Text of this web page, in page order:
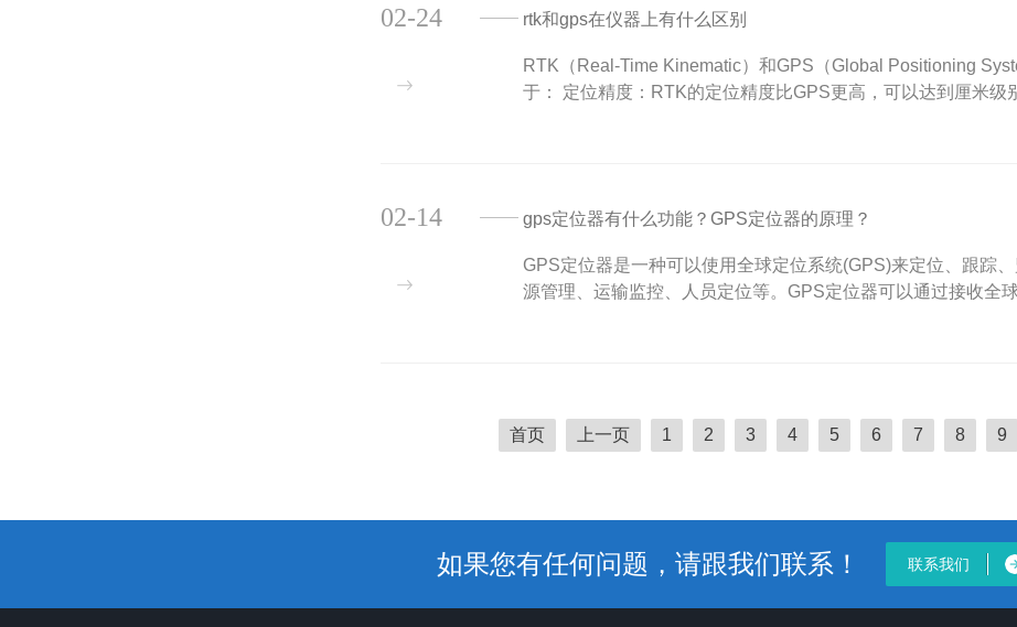
rtk和gps在仪器上有什么区别
RTK（Real-Time Kinematic）和GPS（Global Positioning
于： 定位精度：RTK的定位精度比GPS更高，可以达到厘米级
02-24
gps定位器有什么功能？GPS定位器的原理？
GPS定位器是一种可以使用全球定位系统(GPS)来定位、跟踪
源管理、运输监控、人员定位等。GPS定位器可以通过接收全
02-14
首页 上一页 1 2 3 4 5 6 7 8 9
如果您有任何问题，请跟我们联系！ 联系我们